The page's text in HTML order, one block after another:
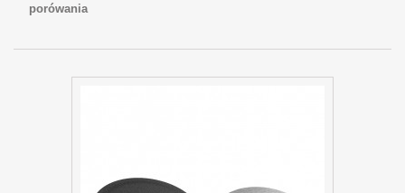
porówania